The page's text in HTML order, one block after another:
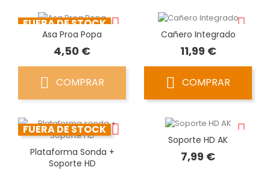
FUERA DE STOCK
Asa Proa Popa
4,50 €Precio
COMPRAR
Cañero Integrado
11,99 €Precio
COMPRAR
FUERA DE STOCK
Plataforma Sonda +
Soporte HD
Soporte HD AK
7,99 €Precio